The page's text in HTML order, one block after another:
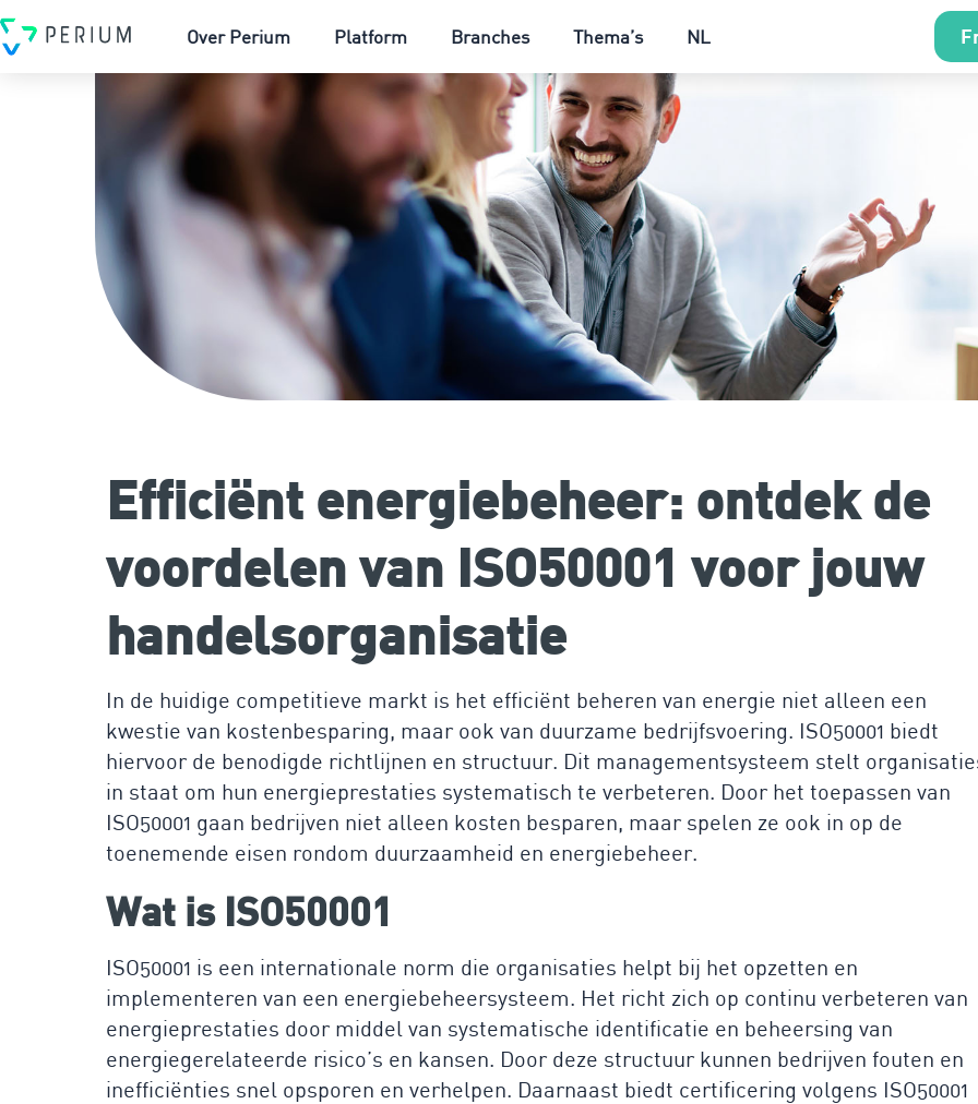
Over Perium Platform Branches Thema’s NL
Efficiënt energiebeheer: ontdek de
voordelen van ISO50001 voor jouw
handelsorganisatie
In de huidige competitieve markt is het efficiënt beheren van energie niet alleen een
kwestie van kostenbesparing, maar ook van duurzame bedrijfsvoering. ISO50001 biedt
hiervoor de benodigde richtlijnen en structuur. Dit managementsysteem stelt
in staat om hun energieprestaties systematisch te verbeteren. Door het toepassen van
ISO50001 gaan bedrijven niet alleen kosten besparen, maar spelen ze ook in op de
toenemende eisen rondom duurzaamheid en energiebeheer.
Wat is ISO50001
ISO50001 is een internationale norm die organisaties helpt bij het opzetten en
implementeren van een energiebeheersysteem. Het richt zich op continu verbeteren van
energieprestaties door middel van systematische identificatie en beheersing van
energiegerelateerde risico’s en kansen. Door deze structuur kunnen bedrijven fouten en
inefficiënties snel opsporen en verhelpen. Daarnaast biedt certificering volgens ISO50001